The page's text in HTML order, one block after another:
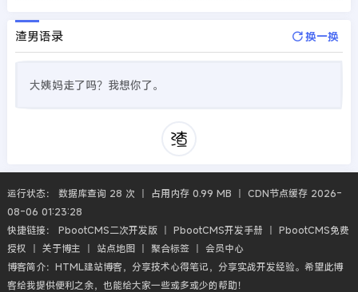
渣男语录 换一换
大姨妈走了吗？我想你了。
运行状态： 数据库查询 28 次 丨 占用内存 0.99 MB 丨 CDN节点缓存 2026-
08-06 01:23:28
快捷链接： PbootCMS二次开发版丨 PbootCMS开发手册 丨 PbootCMS免费
授权 丨 关于博主 丨 站点地图丨 聚合标签丨 会员中心
博客简介：HTML建站博客，分享技术心得笔记，分享实战开发经验。希望此博
客给我提供便利之余，也能给大家一些或多或少的帮助！